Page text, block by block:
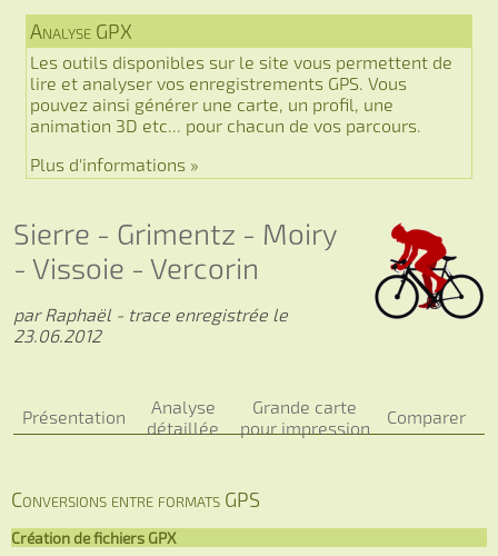
Analyse GPX
Les outils disponibles sur le site vous permettent de
lire et analyser vos enregistrements GPS. Vous
pouvez ainsi générer une carte, un profil, une
animation 3D etc... pour chacun de vos parcours.
Plus d'informations »
Sierre - Grimentz - Moiry
- Vissoie - Vercorin
par Raphaël - trace enregistrée le
23.06.2012
Présentation
Analyse
détaillée
Grande carte
pour impression
Comparer
Conversions entre formats GPS
Création de fichiers GPX